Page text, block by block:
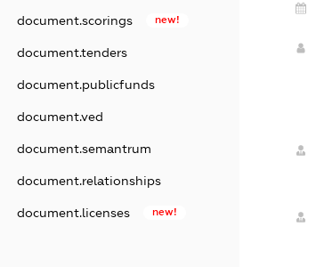
document.scorings new!
document.tenders
document.publicfunds
document.ved
document.semantrum
document.relationships
document.licenses new!